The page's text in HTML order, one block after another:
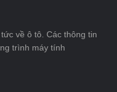
về ô tô. Các thông tin
trình máy tính